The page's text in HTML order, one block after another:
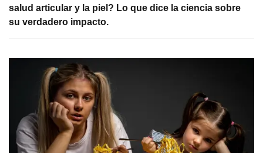
salud articular y la piel? Lo que dice la ciencia sobre
su verdadero impacto.